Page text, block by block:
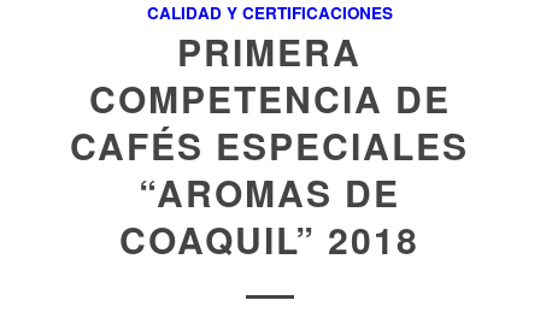
CALIDAD Y CERTIFICACIONES
PRIMERA
COMPETENCIA DE
CAFÉS ESPECIALES
“AROMAS DE
COAQUIL” 2018